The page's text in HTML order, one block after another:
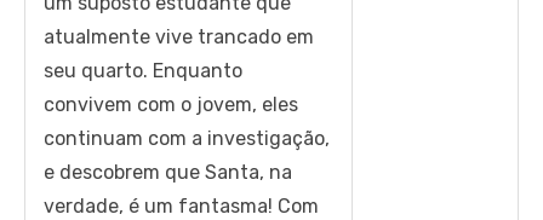
atualmente vive trancado em
seu quarto. Enquanto
convivem com o jovem, eles
continuam com a investigação,
e descobrem que Santa, na
verdade, é um fantasma! Com